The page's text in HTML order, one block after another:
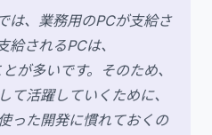
は、業務用のPCが支給さ
給されるPCは、
が多いです。そのため、
て活躍していくために、
った開発に慣れておくの